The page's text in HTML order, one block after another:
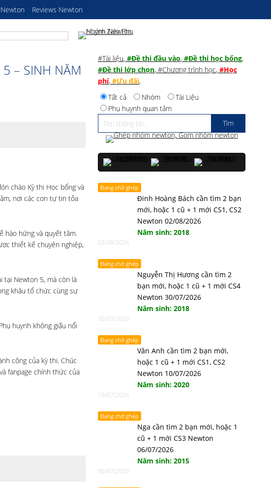
Reviews Newton
– SINH NĂM
chào Kỳ thi Học bổng và
nơi các con tự tin tỏa
hào hứng và quyết tâm.
thiết kế chuyên nghiệp,
tại Newton 5, mà còn là
khâu tổ chức cùng sự
huynh không giấu nổi
công của kỳ thi. Chúc
fanpage chính thức của
#Tài liệu, #Đề thi đầu vào, #Đề thi học bổng,
#Đề thi lớp chọn, #Chương trình học, #Học
phí, #Ưu đãi,
Tất cả
Nhóm
Tài Liệu
Phụ huynh quan tâm
Đang chờ ghép
Đinh Hoàng Bách cần tìm 2 bạn
mới, hoặc 1 cũ + 1 mới CS1, CS2
Newton 02/08/2026
Năm sinh: 2018
03/08/2026
Đang chờ ghép
Nguyễn Thị Hương cần tìm 2
bạn mới, hoặc 1 cũ + 1 mới CS4
Newton 30/07/2026
Năm sinh: 2018
30/07/2026
Đang chờ ghép
Vân Anh cần tìm 2 bạn mới,
hoặc 1 cũ + 1 mới CS1, CS2
Newton 10/07/2026
Năm sinh: 2020
10/07/2026
Đang chờ ghép
Nga cần tìm 2 bạn mới, hoặc 1
cũ + 1 mới CS3 Newton
06/07/2026
Năm sinh: 2015
06/07/2026